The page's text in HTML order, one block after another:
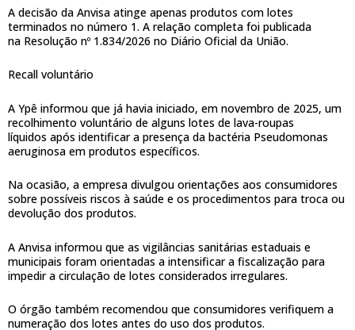
A decisão da Anvisa atinge apenas produtos com lotes
terminados no número 1. A relação completa foi publicada
na Resolução nº 1.834/2026 no Diário Oficial da União.
Recall voluntário
A Ypê informou que já havia iniciado, em novembro de 2025, um
recolhimento voluntário de alguns lotes de lava-roupas
líquidos após identificar a presença da bactéria Pseudomonas
aeruginosa em produtos específicos.
Na ocasião, a empresa divulgou orientações aos consumidores
sobre possíveis riscos à saúde e os procedimentos para troca ou
devolução dos produtos.
A Anvisa informou que as vigilâncias sanitárias estaduais e
municipais foram orientadas a intensificar a fiscalização para
impedir a circulação de lotes considerados irregulares.
O órgão também recomendou que consumidores verifiquem a
numeração dos lotes antes do uso dos produtos.